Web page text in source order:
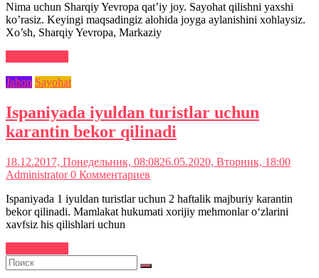
Nima uchun Sharqiy Yevropa qat’iy joy. Sayohat qilishni yaxshi
ko’rasiz. Keyingi maqsadingiz alohida joyga aylanishini xohlaysiz.
Xo’sh, Sharqiy Yevropa, Markaziy
Jahon Sayohat
Ispaniyada iyuldan turistlar uchun
karantin bekor qilinadi
18.12.2017, Понедельник, 08:0826.05.2020, Вторник, 18:00
Administrator0 Комментариев
Ispaniyada 1 iyuldan turistlar uchun 2 haftalik majburiy karantin
bekor qilinadi. Mamlakat hukumati xorijiy mehmonlar o‘zlarini
xavfsiz his qilishlari uchun